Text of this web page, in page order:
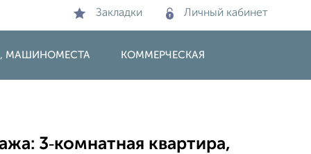
Закладки Личный кабинет
МАШИНОМЕСТА КОММЕРЧЕСКАЯ
3‑комнатная квартира,